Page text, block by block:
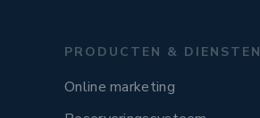
PRODUCTEN & DIENSTEN
Online marketing